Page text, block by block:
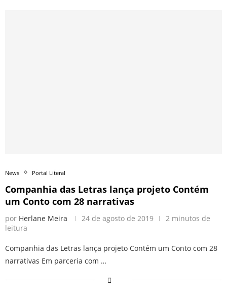
News Portal Literal
Companhia das Letras lança projeto Contém
um Conto com 28 narrativas
por Herlane Meira 24 de agosto de 2019
2 minutos de
leitura
Companhia das Letras lança projeto Contém um Conto com 28
narrativas Em parceria com …